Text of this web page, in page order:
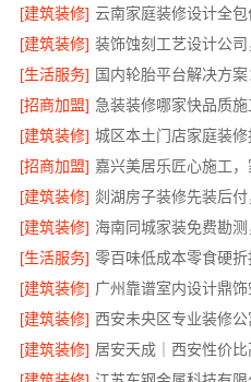
[建筑装修]
[建筑装修] 装饰蚀刻工艺设计公
[生活服务]
[招商加盟]
[建筑装修] 城区本土门店家庭装
[招商加盟] 嘉兴美居乐匠心施工
[建筑装修] 剡湖房子装修先装后
[建筑装修] 海南同城家装免费勘
[生活服务]
[建筑装修] 广州靠谱室内设计鼎
[建筑装修] 西安未央区专业装修
[建筑装修] 居安天成｜西安性价